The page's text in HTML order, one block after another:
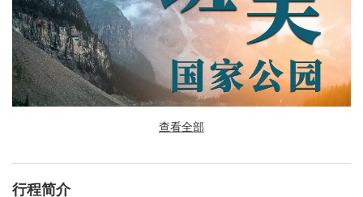
查看全部
行程简介